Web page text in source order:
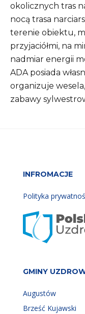
okolicznych tras
nocą trasa
terenie obiektu,
przyjaciółmi, na
nadmiar energii
ADA posiada
organizuje
zabawy
INFROMACJE
Polityka
GMINY
Augustów
Brześć Kujawski